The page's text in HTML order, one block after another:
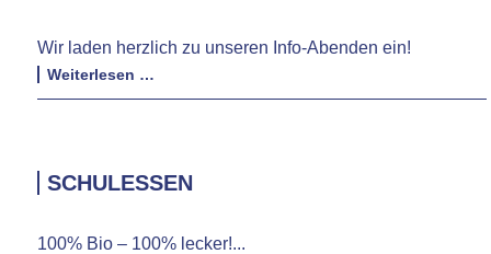
Wir laden herzlich zu unseren Info-Abenden ein!
Weiterlesen …
2022
SCHULESSEN
100% Bio – 100% lecker!...